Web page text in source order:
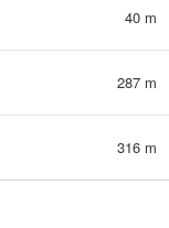
40 m
287 m
316 m